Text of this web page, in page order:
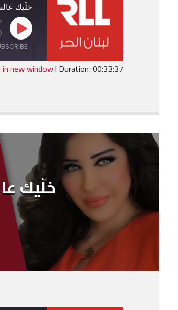
خلّيك
Play
EMBED
in new window| Duration: 00:33:37
خلّيك